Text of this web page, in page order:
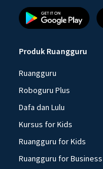
Produk Ruangguru
Ruangguru
Roboguru Plus
Dafa dan Lulu
Kursus for Kids
Ruangguru for Kids
Ruangguru for Business